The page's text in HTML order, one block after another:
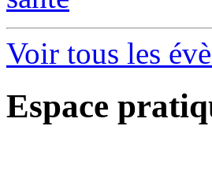
Voir tous les
Espace